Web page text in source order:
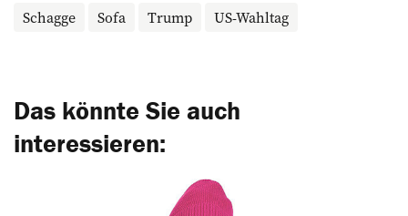
Schagge
Sofa Trump US-Wahltag
Das könnte Sie auch
interessieren: